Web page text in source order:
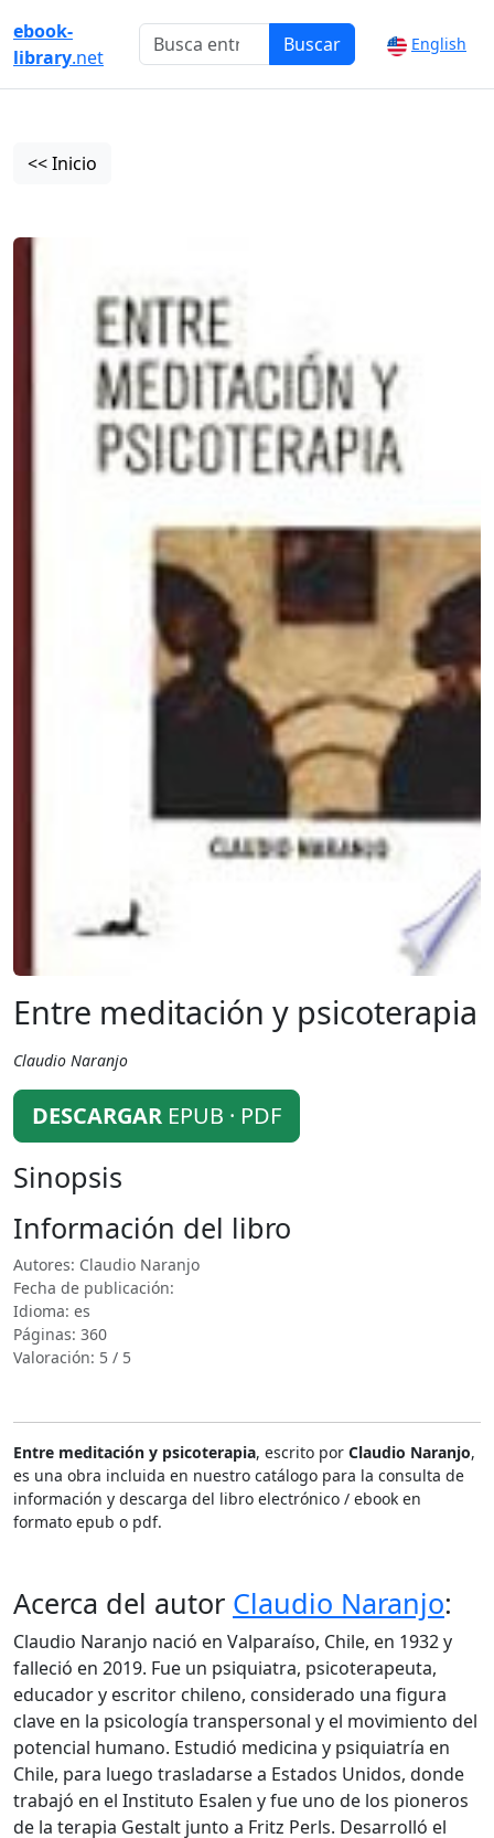
ebook-
library.net
Buscar English
<< Inicio
Entre meditación y psicoterapia
Claudio Naranjo
DESCARGAR EPUB · PDF
Sinopsis
Información del libro
Autores: Claudio Naranjo
Fecha de publicación:
Idioma: es
Páginas: 360
Valoración: 5 / 5
Entre meditación y psicoterapia, escrito por Claudio Naranjo,
es una obra incluida en nuestro catálogo para la consulta de
información y descarga del libro electrónico / ebook en
formato epub o pdf.
Acerca del autor Claudio Naranjo:
Claudio Naranjo nació en Valparaíso, Chile, en 1932 y
falleció en 2019. Fue un psiquiatra, psicoterapeuta,
educador y escritor chileno, considerado una figura
clave en la psicología transpersonal y el movimiento del
potencial humano. Estudió medicina y psiquiatría en
Chile, para luego trasladarse a Estados Unidos, donde
trabajó en el Instituto Esalen y fue uno de los pioneros
de la terapia Gestalt junto a Fritz Perls. Desarrolló el